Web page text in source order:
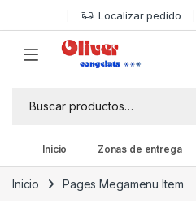
Skip to navigation
Skip to content Localizar pedido
Inicio Zonas de entrega
Inicio Pages Megamenu Item